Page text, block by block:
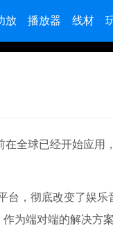
放 播放器 线材
在全球已经开始应用
，彻底改变了娱乐
为端对端的解决方